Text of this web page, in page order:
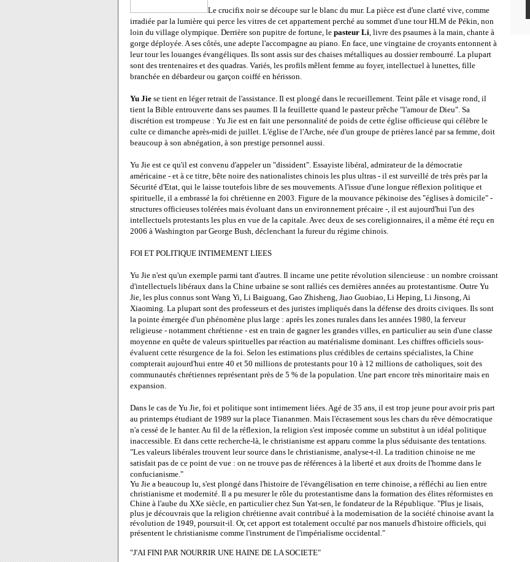
Le crucifix noir se découpe sur le blanc du mur. La pièce est d'une clarté vive, comme
irradiée par la lumière qui perce les vitres de cet appartement perché au sommet d'une tour HLM de Pékin, non
loin du village olympique. Derrière son pupitre de fortune, le pasteur Li, livre des psaumes à la main, chante à
gorge déployée. A ses côtés, une adepte l'accompagne au piano. En face, une vingtaine de croyants entonnent à
leur tour les louanges évangéliques. Ils sont assis sur des chaises métalliques au dossier rembourré. La plupart
sont des trentenaires et des quadras. Variés, les profils mêlent femme au foyer, intellectuel à lunettes, fille
branchée en débardeur ou garçon coiffé en hérisson.
Yu Jie se tient en léger retrait de l'assistance. Il est plongé dans le recueillement. Teint pâle et visage rond, il
tient la Bible entrouverte dans ses paumes. Il la feuillette quand le pasteur prêche "l'amour de Dieu". Sa
discrétion est trompeuse : Yu Jie est en fait une personnalité de poids de cette église officieuse qui célèbre le
culte ce dimanche après-midi de juillet. L'église de l'Arche, née d'un groupe de prières lancé par sa femme, doit
beaucoup à son abnégation, à son prestige personnel aussi.
Yu Jie est ce qu'il est convenu d'appeler un "dissident". Essayiste libéral, admirateur de la démocratie
américaine - et à ce titre, bête noire des nationalistes chinois les plus ultras - il est surveillé de très près par la
Sécurité d'Etat, qui le laisse toutefois libre de ses mouvements. A l'issue d'une longue réflexion politique et
spirituelle, il a embrassé la foi chrétienne en 2003. Figure de la mouvance pékinoise des "églises à domicile" -
structures officieuses tolérées mais évoluant dans un environnement précaire -, il est aujourd'hui l'un des
intellectuels protestants les plus en vue de la capitale. Avec deux de ses coreligionnaires, il a même été reçu en
2006 à Washington par George Bush, déclenchant la fureur du régime chinois.
FOI ET POLITIQUE INTIMEMENT LIEES
Yu Jie n'est qu'un exemple parmi tant d'autres. Il incarne une petite révolution silencieuse : un nombre croissant
d'intellectuels libéraux dans la Chine urbaine se sont ralliés ces dernières années au protestantisme. Outre Yu
Jie, les plus connus sont Wang Yi, Li Baiguang, Gao Zhisheng, Jiao Guobiao, Li Heping, Li Jinsong, Ai
Xiaoming. La plupart sont des professeurs et des juristes impliqués dans la défense des droits civiques. Ils sont
la pointe émergée d'un phénomène plus large : après les zones rurales dans les années 1980, la ferveur
religieuse - notamment chrétienne - est en train de gagner les grandes villes, en particulier au sein d'une classe
moyenne en quête de valeurs spirituelles par réaction au matérialisme dominant. Les chiffres officiels sous-
évaluent cette résurgence de la foi. Selon les estimations plus crédibles de certains spécialistes, la Chine
compterait aujourd'hui entre 40 et 50 millions de protestants pour 10 à 12 millions de catholiques, soit des
communautés chrétiennes représentant près de 5 % de la population. Une part encore très minoritaire mais en
expansion.
Dans le cas de Yu Jie, foi et politique sont intimement liées. Agé de 35 ans, il est trop jeune pour avoir pris part
au printemps étudiant de 1989 sur la place Tiananmen. Mais l'écrasement sous les chars du rêve démocratique
n'a cessé de le hanter. Au fil de la réflexion, la religion s'est imposée comme un substitut à un idéal politique
inaccessible. Et dans cette recherche-là, le christianisme est apparu comme la plus séduisante des tentations.
"Les valeurs libérales trouvent leur source dans le christianisme, analyse-t-il. La tradition chinoise ne me
satisfait pas de ce point de vue : on ne trouve pas de références à la liberté et aux droits de l'homme dans le
confucianisme."
Yu Jie a beaucoup lu, s'est plongé dans l'histoire de l'évangélisation en terre chinoise, a réfléchi au lien entre
christianisme et modernité. Il a pu mesurer le rôle du protestantisme dans la formation des élites réformistes en
Chine à l'aube du XXe siècle, en particulier chez Sun Yat-sen, le fondateur de la République. "Plus je lisais,
plus je découvrais que la religion chrétienne avait contribué à la modernisation de la société chinoise avant la
révolution de 1949, poursuit-il. Or, cet apport est totalement occulté par nos manuels d'histoire officiels, qui
présentent le christianisme comme l'instrument de l'impérialisme occidental."
"J'AI FINI PAR NOURRIR UNE HAINE DE LA SOCIETE"